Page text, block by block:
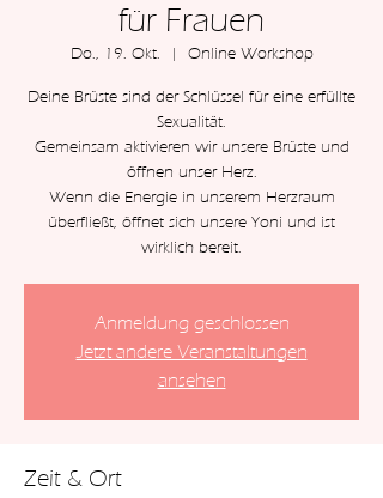
für Frauen
Do., 19. Okt.
  |
Online Workshop
Deine Brüste sind der Schlüssel für eine erfüllte
Sexualität.
Gemeinsam aktivieren wir unsere Brüste und
öffnen unser Herz.
Wenn die Energie in unserem Herzraum
überfließt, öffnet sich unsere Yoni und ist
wirklich bereit.
Anmeldung geschlossen
Jetzt andere Veranstaltungen
ansehen
Zeit & Ort